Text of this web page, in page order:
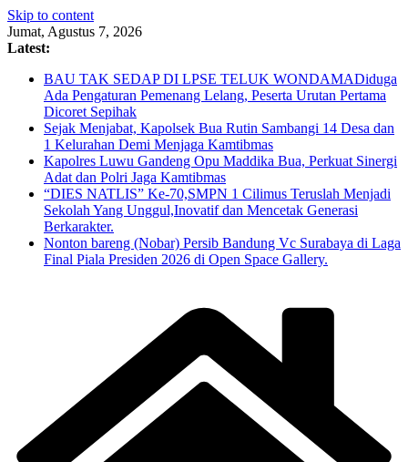
Skip to content
Jumat, Agustus 7, 2026
Latest:
BAU TAK SEDAP DI LPSE TELUK WONDAMADiduga
Ada Pengaturan Pemenang Lelang, Peserta Urutan Pertama
Dicoret Sepihak
Sejak Menjabat, Kapolsek Bua Rutin Sambangi 14 Desa dan
1 Kelurahan Demi Menjaga Kamtibmas
Kapolres Luwu Gandeng Opu Maddika Bua, Perkuat Sinergi
Adat dan Polri Jaga Kamtibmas
“DIES NATLIS” Ke-70,SMPN 1 Cilimus Teruslah Menjadi
Sekolah Yang Unggul,Inovatif dan Mencetak Generasi
Berkarakter.
Nonton bareng (Nobar) Persib Bandung Vc Surabaya di Laga
Final Piala Presiden 2026 di Open Space Gallery.